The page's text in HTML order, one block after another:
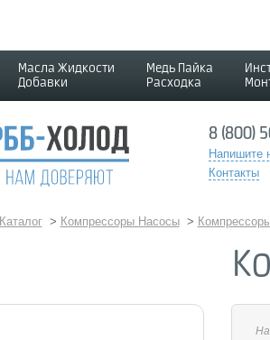
Масла Жидкости
Добавки
Медь Пайка
Расходка
8 (800)
Напишите
Контакты
Каталог > Компрессоры Насосы >